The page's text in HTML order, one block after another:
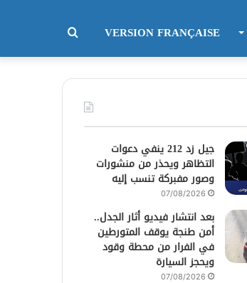
VERSION FRANÇAISE بحث
جيل زد 212 ينفي دعوات
التظاهر ويحذر من منشورات
وصور مفبركة تنسب إليه
07/08/2026
بعد انتشار فيديو أثار الجدل..
أمن طنجة يوقف المتورطين
في الفرار من محطة وقود
ويحجز السيارة
07/08/2026